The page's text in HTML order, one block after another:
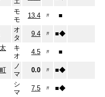
モ
モ
13.4 〃 ■
オ
タ
9.4 〃 ■◆
キ
オ
4.5 〃 ■
ノ
マ
0.0 〃 ■◆
シ
マ
7.5 〃 ■◆